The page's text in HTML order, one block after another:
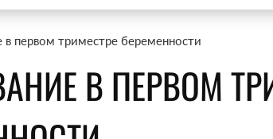
в первом триместре беременности
В ПЕРВОМ